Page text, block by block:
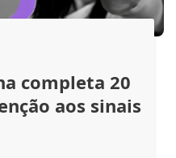
completa 20
aos sinais